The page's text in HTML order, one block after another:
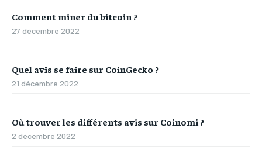
Comment miner du bitcoin ?
27 décembre 2022
Quel avis se faire sur CoinGecko ?
21 décembre 2022
Où trouver les différents avis sur Coinomi ?
2 décembre 2022